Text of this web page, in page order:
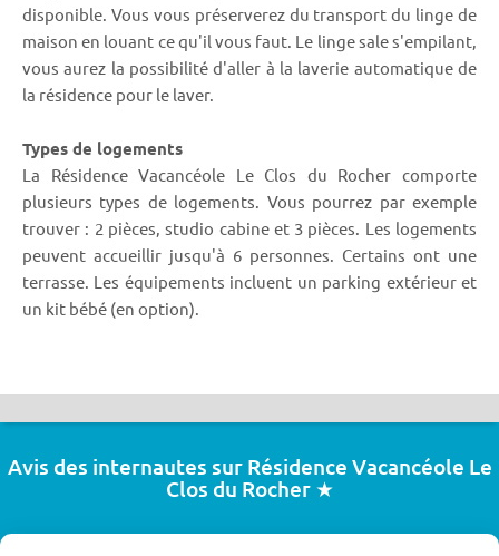
disponible. Vous vous préserverez du transport du linge de
maison en louant ce qu'il vous faut. Le linge sale s'empilant,
vous aurez la possibilité d'aller à la laverie automatique de
la résidence pour le laver.
Types de logements
La Résidence Vacancéole Le Clos du Rocher comporte
plusieurs types de logements. Vous pourrez par exemple
trouver : 2 pièces, studio cabine et 3 pièces. Les logements
peuvent accueillir jusqu'à 6 personnes. Certains ont une
terrasse. Les équipements incluent un parking extérieur et
un kit bébé (en option).
Avis des internautes sur Résidence Vacancéole Le
Clos du Rocher ★